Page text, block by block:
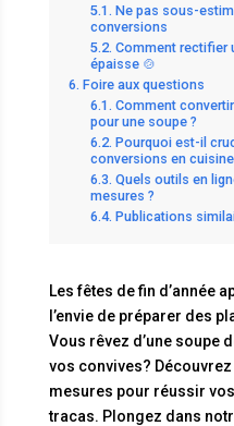
Ne pas sous-
conversions
Comment rectifier
épaisse 🍲
Foire aux questions
Comment
pour une soupe ?
Pourquoi est-il
conversions en cuisine
Quels outils en
mesures ?
Publications
Les fêtes de fin d’année
l’envie de préparer des
Vous rêvez d’une soupe
vos convives?
mesures pour réussir
tracas. Plongez dans